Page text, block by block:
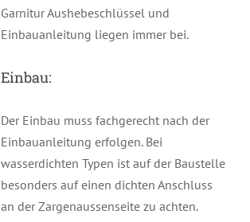
Garnitur Aushebeschlüssel und
Einbauanleitung liegen immer bei.
Einbau:
Der Einbau muss fachgerecht nach der
Einbauanleitung erfolgen. Bei
wasserdichten Typen ist auf der Baustelle
besonders auf einen dichten Anschluss
an der Zargenaussenseite zu achten.